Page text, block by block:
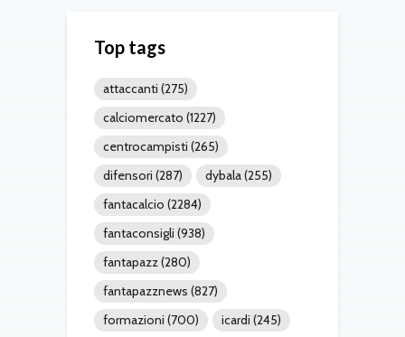
Top tags
attaccanti (275)
calciomercato (1227)
centrocampisti (265)
difensori (287) dybala(255)
fantacalcio (2284)
fantaconsigli (938)
fantapazz(280)
fantapazznews (827)
formazioni (700) icardi (245)